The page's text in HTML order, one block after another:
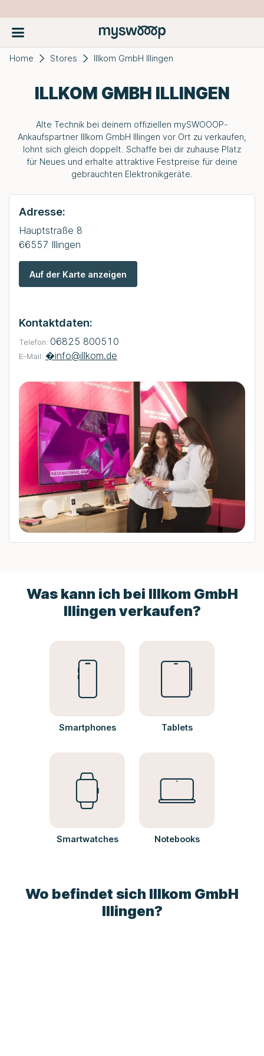
Home Stores Illkom GmbH Illingen
ILLKOM GMBH ILLINGEN
Alte Technik bei deinem offiziellen mySWOOOP-
Ankaufspartner Illkom GmbH Illingen vor Ort zu verkaufen,
lohnt sich gleich doppelt. Schaffe bei dir zuhause Platz
für Neues und erhalte attraktive Festpreise für deine
gebrauchten Elektronikgeräte.
Adresse:
Hauptstraße 8
66557 Illingen
Auf der Karte anzeigen
Kontaktdaten:
Telefon: 06825 800510
E-Mail: �info@illkom.de
Was kann ich bei Illkom GmbH
Illingen verkaufen?
Smartphones Tablets
Smartwatches Notebooks
Wo befindet sich Illkom GmbH
Illingen?